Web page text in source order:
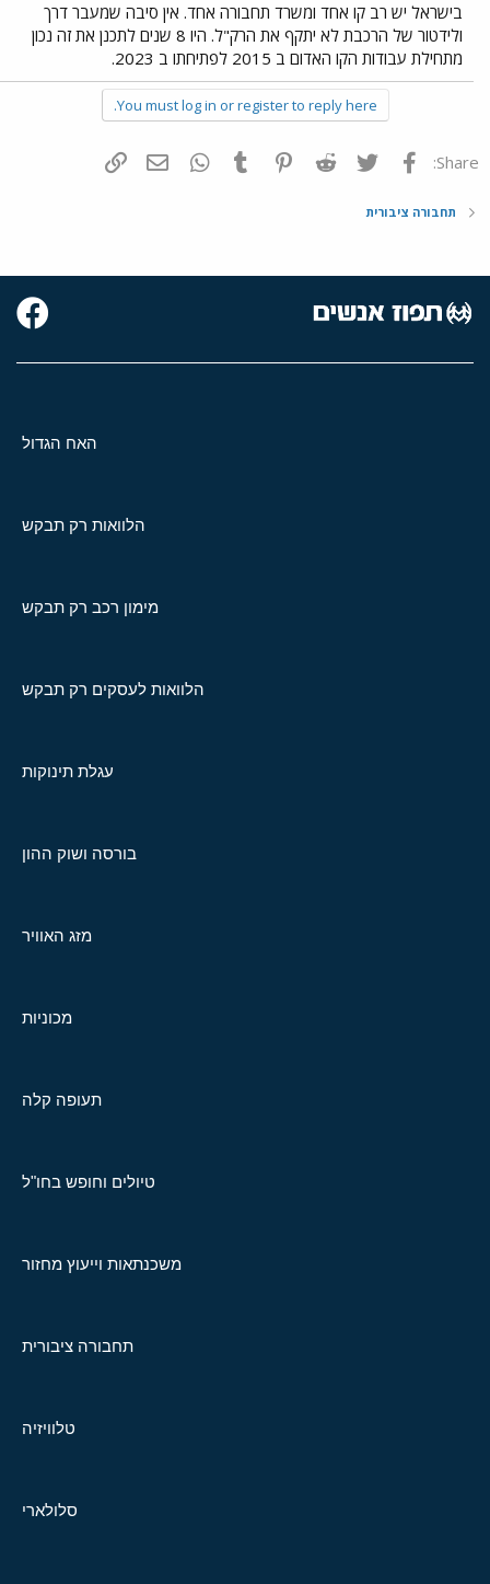
בישראל יש רב קו אחד ומשרד תחבורה אחד. אין סיבה שמעבר דרך
ולידטור של הרכבת לא יתקף את הרק"ל. היו 8 שנים לתכנן את זה נכון
מתחילת עבודות הקו האדום ב 2015 לפתיחתו ב 2023.
You must log in or register to reply here.
Share: פייסבוק Twitter
Reddit
Pinterest
Tumblr
WhatsAppדואר אלקטרוני
תחבורה ציבורית
האח הגדול
הלוואות רק תבקש
מימון רכב רק תבקש
הלוואות לעסקים רק תבקש
עגלת תינוקות
בורסה ושוק ההון
מזג האוויר
מכוניות
תעופה קלה
טיולים וחופש בחו"ל
משכנתאות וייעוץ מחזור
תחבורה ציבורית
טלוויזיה
סלולארי